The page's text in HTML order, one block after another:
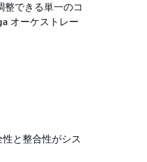
できる単一のコ
オーケストレー
と整合性がシス